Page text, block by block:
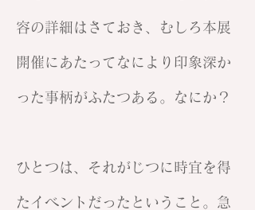
容の詳細はさておき、むしろ本展
開催にあたってなにより印象深か
った事柄がふたつある。なにか？
ひとつは、それがじつに時宜を得
たイベントだったということ。急